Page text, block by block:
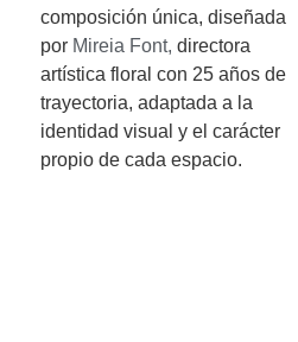
composición única, diseñada
por Mireia Font, directora
artística floral con 25 años de
trayectoria, adaptada a la
identidad visual y el carácter
propio de cada espacio.